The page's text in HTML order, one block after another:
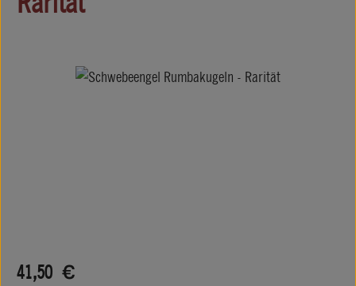
Bildergalerie überspringen
Regulärer Preis:
41,50 €